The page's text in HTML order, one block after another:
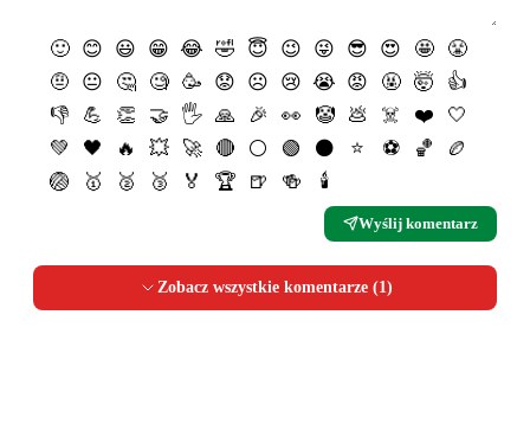
🙂 😊 😃 😁 😂 🤣 😇 😉 😜 😎 😍 🤩
😤
🤨
😐 🤔 🧐 🥳 😟 ☹️ 😢 😭 😡 🤬 🤯
👍
👎
💪 👏 🤝 🖐 🙏 🎉 👀 🤡 💩 ☠️ ❤️
🤍
💚
🖤 🔥 💥 🚀 🔴 ⚪️ 🟢 ⚫️ ⭐️ ⚽️ 🏀
🏉
🏐
🥇 🥈 🥉 🏅 🏆 🍺 🍻 🕯
Wyślij komentarz
Zobacz wszystkie komentarze (1 )